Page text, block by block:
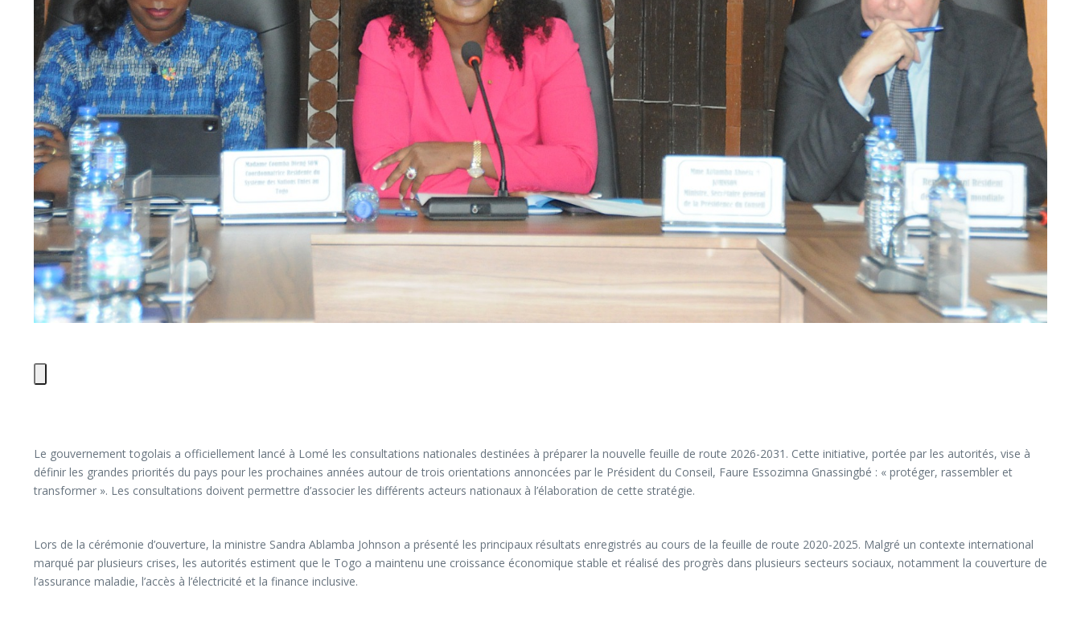
Le gouvernement togolais a officiellement lancé à Lomé les consultations nationales destinées à préparer la nouvelle feuille de route 2026-2031. Cette initiative, portée par les autorités, vise à
définir les grandes priorités du pays pour les prochaines années autour de trois orientations annoncées par le Président du Conseil, Faure Essozimna Gnassingbé : « protéger, rassembler et
transformer ». Les consultations doivent permettre d’associer les différents acteurs nationaux à l’élaboration de cette stratégie.
Lors de la cérémonie d’ouverture, la ministre Sandra Ablamba Johnson a présenté les principaux résultats enregistrés au cours de la feuille de route 2020-2025. Malgré un contexte international
marqué par plusieurs crises, les autorités estiment que le Togo a maintenu une croissance économique stable et réalisé des progrès dans plusieurs secteurs sociaux, notamment la couverture de
l’assurance maladie, l’accès à l’électricité et la finance inclusive.